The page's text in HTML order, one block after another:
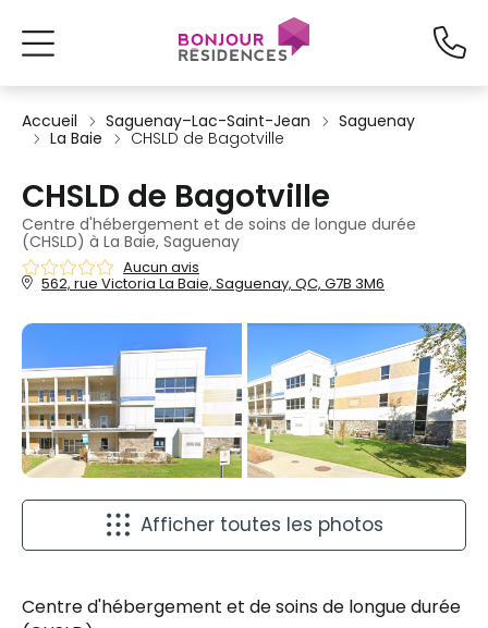
Accueil Saguenay–Lac-Saint-Jean
Saguenay
La Baie
CHSLD de Bagotville
CHSLD de Bagotville
Centre d'hébergement et de soins de longue durée
(CHSLD) à La Baie, Saguenay
Aucun avis
562, rue Victoria La Baie, Saguenay, QC, G7B 3M6
Afficher toutes les photos
Centre d'hébergement et de soins de longue durée